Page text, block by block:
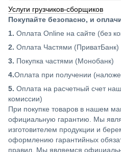
Услуги грузчиков-сборщиков
Покупайте безопасно, и
1. Оплата Online на сайте (без
2. Оплата Частями (ПриватБанк)
3. Покупка частями (Монобанк)
4.Оплата при получении
5. Оплата на расчетный счет
комиссии)
При покупке товаров в нашем
официальную гарантию. Мы
изготовителем продукции и
оформлению гарантийных
правил. Мы являемся